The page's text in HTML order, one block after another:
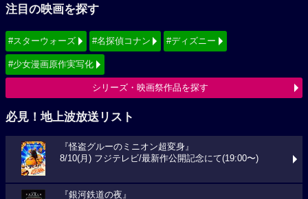
注目の映画を探す
#スターウォーズ #名探偵コナン #ディズニー
#少女漫画原作実写化
シリーズ・映画祭作品を探す
必見！地上波放送リスト
『怪盗グルーのミニオン超変身』
8/10(月) フジテレビ/最新作公開記念にて(19:00〜)
『銀河鉄道の夜』